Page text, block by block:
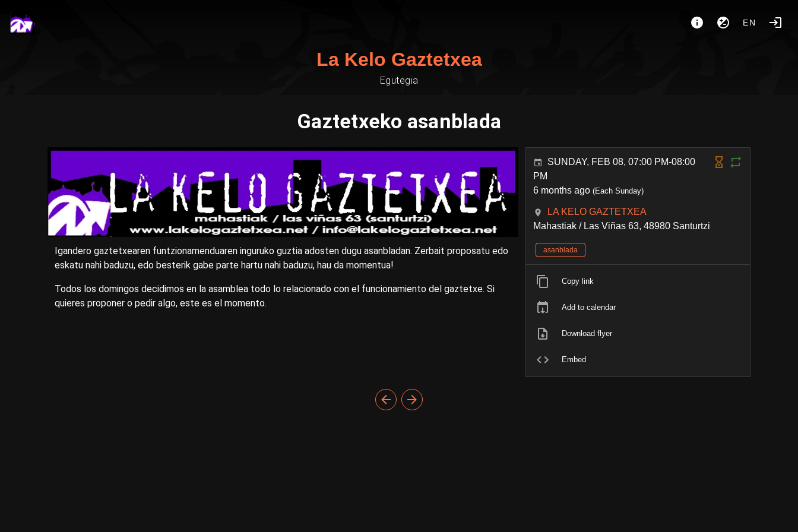
EN
La Kelo Gaztetxea
Egutegia
Gaztetxeko asanblada
Igandero gaztetxearen funtzionamenduaren inguruko guztia adosten dugu asanbladan. Zerbait proposatu edo
eskatu nahi baduzu, edo besterik gabe parte hartu nahi baduzu, hau da momentua!
Todos los domingos decidimos en la asamblea todo lo relacionado con el funcionamiento del gaztetxe. Si
quieres proponer o pedir algo, este es el momento.
SUNDAY, FEB 08, 07:00 PM-08:00
PM
6 months ago (Each Sunday)
LA KELO GAZTETXEA
Mahastiak / Las Viñas 63, 48980 Santurtzi
asanblada
Copy link
Add to calendar
Download flyer
Embed